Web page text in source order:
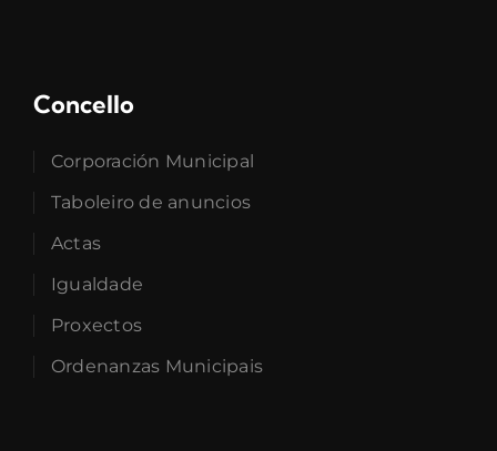
Concello
Corporación Municipal
Taboleiro de anuncios
Actas
Igualdade
Proxectos
Ordenanzas Municipais